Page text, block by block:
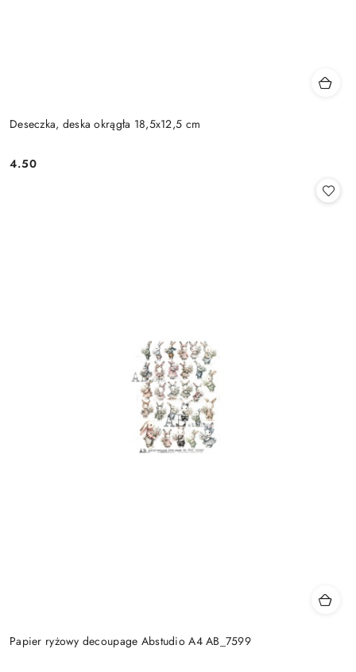
Deseczka, deska okrągła 18,5x12,5 cm
Cena:
4.50
Papier ryżowy decoupage Abstudio A4 AB_7599